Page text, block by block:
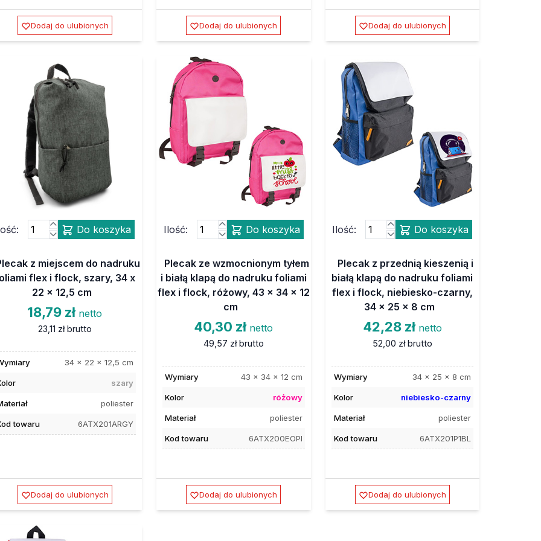
Dodaj do ulubionych Dodaj do ulubionych Dodaj do ulubionych
Do koszyka
z miejscem do nadruku
flex i flock, szary, 34 x
22 x 12,5 cm
18,79 zł netto
23,11 zł brutto
34 x 22 x 12,5 cm
szary
poliester
towaru 6ATX201ARGY
Dodaj do ulubionych
Ilość: Do koszyka
Plecak ze wzmocnionym tyłem
i białą klapą do nadruku foliami
flex i flock, różowy, 43 x 34 x 12
cm
40,30 zł netto
49,57 zł brutto
Wymiary 43 x 34 x 12 cm
Kolor różowy
Materiał poliester
Kod towaru 6ATX200EOPI
Dodaj do ulubionych
Ilość: Do koszyka
Plecak z przednią kieszenią i
białą klapą do nadruku foliami
flex i flock, niebiesko-czarny,
34 x 25 x 8 cm
42,28 zł netto
52,00 zł brutto
Wymiary 34 x 25 x 8 cm
Kolor niebiesko-czarny
Materiał poliester
Kod towaru 6ATX201P1BL
Dodaj do ulubionych